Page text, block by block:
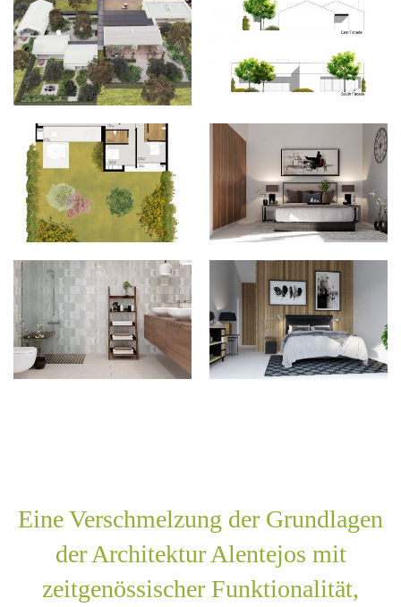
Eine Verschmelzung der Grundlagen
der Architektur Alentejos mit
zeitgenössischer Funktionalität,